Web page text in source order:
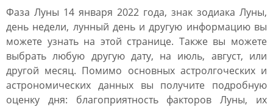
Фаза Луны 14 января 2022 года, знак зодиака Луны,
день недели, лунный день и другую информацию вы
можете узнать на этой странице. Также вы можете
выбрать любую другую дату, на июль, август, или
другой месяц. Помимо основных астролгоческих и
астрономических данных вы получите подробную
оценку дня: благоприятность факторов Луны, их